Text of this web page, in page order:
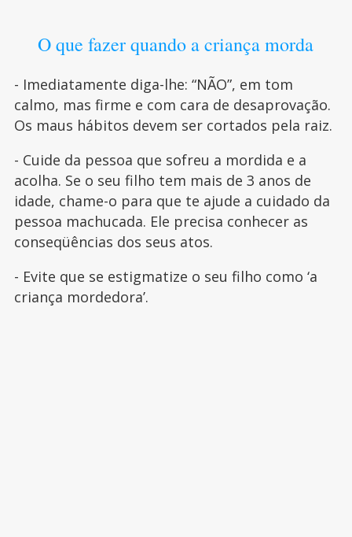
O que fazer quando a criança morda
- Imediatamente diga-lhe: “NÃO”, em tom
calmo, mas firme e com cara de desaprovação.
Os maus hábitos devem ser cortados pela raiz.
- Cuide da pessoa que sofreu a mordida e a
acolha. Se o seu filho tem mais de 3 anos de
idade, chame-o para que te ajude a cuidado da
pessoa machucada. Ele precisa conhecer as
conseqüências dos seus atos.
- Evite que se estigmatize o seu filho como ‘a
criança mordedora’.